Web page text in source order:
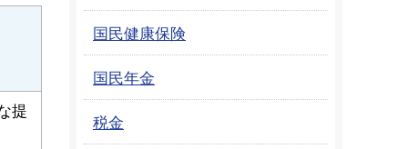
提
国民健康保険
国民年金
税金